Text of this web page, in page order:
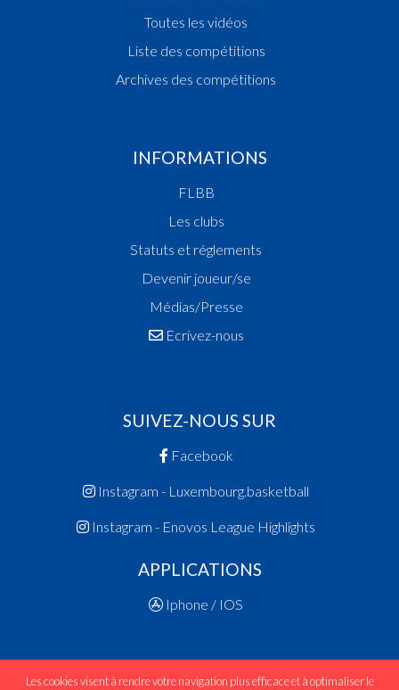
Toutes les vidéos
Liste des compétitions
Archives des compétitions
INFORMATIONS
FLBB
Les clubs
Statuts et réglements
Devenir joueur/se
Médias/Presse
Ecrivez-nous
SUIVEZ-NOUS SUR
Facebook
Instagram - Luxembourg.basketball
Instagram - Enovos League Highlights
APPLICATIONS
Iphone / IOS
Les cookies visent à rendre votre navigation plus efficace et à optimaliser le